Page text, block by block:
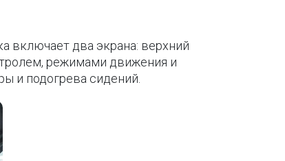
включает два экрана: верхний
режимами движения и
и подогрева сидений.